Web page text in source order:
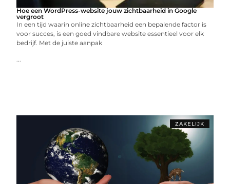
Hoe een WordPress-website jouw zichtbaarheid in Google
vergroot
In een tijd waarin online zichtbaarheid een bepalende factor is
voor succes, is een goed vindbare website essentieel voor elk
bedrijf. Met de juiste aanpak
...
ZAKELIJK